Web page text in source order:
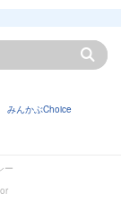
みんかぶChoice
ー